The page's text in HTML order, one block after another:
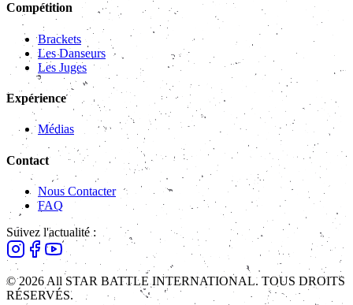
Compétition
Brackets
Les Danseurs
Les Juges
Expérience
Médias
Contact
Nous Contacter
FAQ
Suivez l'actualité :
© 2026 All STAR BATTLE INTERNATIONAL. TOUS DROITS
RÉSERVÉS.